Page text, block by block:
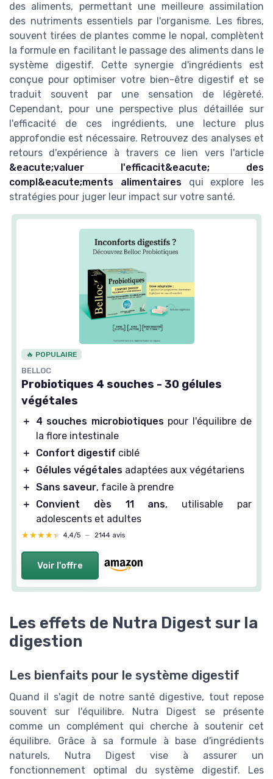
des aliments, permettant une meilleure assimilation
des nutriments essentiels par l'organisme. Les fibres,
souvent tirées de plantes comme le nopal, complètent
la formule en facilitant le passage des aliments dans le
système digestif. Cette synergie d'ingrédients est
conçue pour optimiser votre bien-être digestif et se
traduit souvent par une sensation de légèreté.
Cependant, pour une perspective plus détaillée sur
l'efficacité de ces ingrédients, une lecture plus
approfondie est nécessaire. Retrouvez des analyses et
retours d'expérience à travers ce lien vers l'article
&eacute;valuer l'efficacit&eacute; des
compl&eacute;ments alimentairesqui explore les
stratégies pour juger leur impact sur votre santé.
🔥 POPULAIRE
BELLOC
Probiotiques 4 souches - 30 gélules
végétales
＋ 4 souches microbiotiquespour l'équilibre de
la flore intestinale
＋
Confort digestif ciblé
＋
Gélules végétales adaptées aux végétariens
＋ Sans saveur, facile à prendre
＋
Convient dès 11 ans, utilisable par
adolescents et adultes
★★★★★
★★★★★ 4,4/5 — 2144 avis
Voir l'offre
Les effets de Nutra Digest sur la
digestion
Les bienfaits pour le système digestif
Quand il s'agit de notre santé digestive, tout repose
souvent sur l'équilibre. Nutra Digest se présente
comme un complément qui cherche à soutenir cet
équilibre. Grâce à sa formule à base d'ingrédients
naturels, Nutra Digest vise à assurer un
fonctionnement optimal du système digestif. Les